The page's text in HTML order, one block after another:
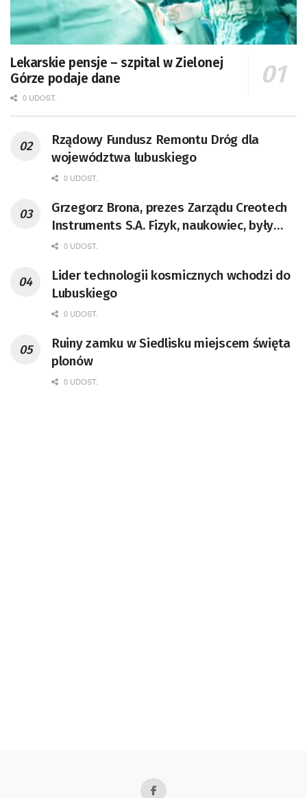
Lekarskie pensje – szpital w Zielonej
Górze podaje dane
0 UDOST.
Rządowy Fundusz Remontu Dróg dla
województwa lubuskiego
0 UDOST.
Grzegorz Brona, prezes Zarządu Creotech
Instruments S.A. Fizyk, naukowiec, były
pracownik CERN w Genewie,
doktor habilitowany nauk fizycznych,
koordynator Rady Sektorowej ds.
Kompetencji Przemysłu Lotniczo-
Badań Kosmicznych i Satelitarnych PAN.
0 UDOST.
Lider technologii kosmicznych wchodzi do
Lubuskiego
0 UDOST.
Ruiny zamku w Siedlisku miejscem święta
plonów
0 UDOST.